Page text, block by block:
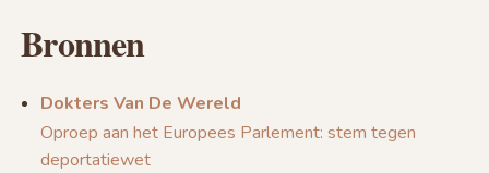
Bronnen
Dokters Van De Wereld
Oproep aan het Europees Parlement: stem tegen
deportatiewet